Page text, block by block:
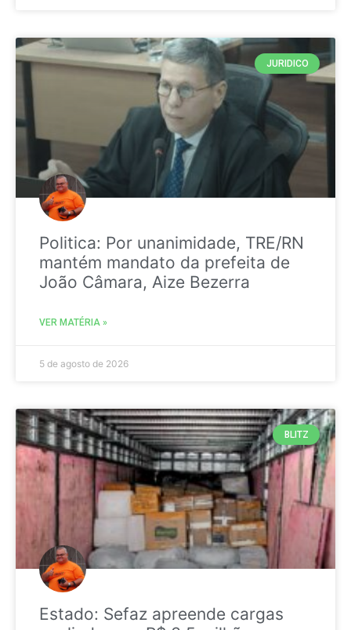
JURIDICO
Politica: Por unanimidade, TRE/RN
mantém mandato da prefeita de
João Câmara, Aize Bezerra
VER MATÉRIA »
5 de agosto de 2026
BLITZ
Estado: Sefaz apreende cargas